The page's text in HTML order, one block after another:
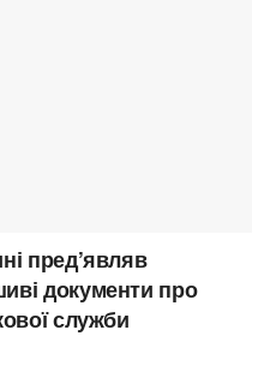
пред’являв
документи про
служби